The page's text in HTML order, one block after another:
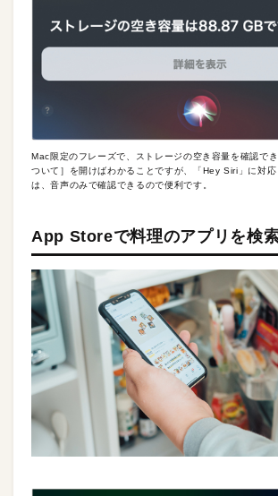
Mac限定のフレーズで、ストレージの空き容量を確認で
ついて］を開けばわかることですが、「Hey Siri」に対
は、音声のみで確認できるので便利です。
App Storeで料理のアプリを検